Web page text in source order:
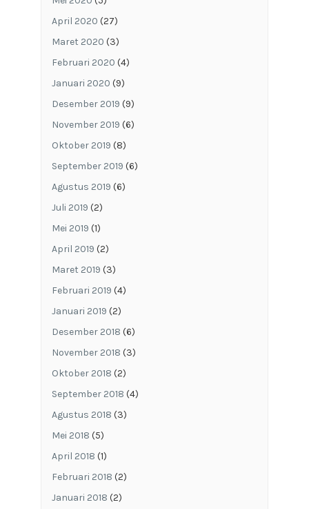
April 2020 (27)
Maret 2020 (3)
Februari 2020 (4)
Januari 2020 (9)
Desember 2019 (9)
November 2019 (6)
Oktober 2019 (8)
September 2019 (6)
Agustus 2019 (6)
Juli 2019 (2)
Mei 2019 (1)
April 2019 (2)
Maret 2019 (3)
Februari 2019 (4)
Januari 2019 (2)
Desember 2018 (6)
November 2018 (3)
Oktober 2018 (2)
September 2018 (4)
Agustus 2018 (3)
Mei 2018 (5)
April 2018 (1)
Februari 2018 (2)
Januari 2018 (2)